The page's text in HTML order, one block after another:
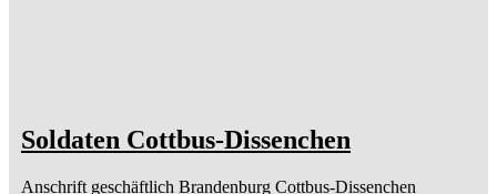
Soldaten Cottbus-Dissenchen
Anschrift geschäftlich Brandenburg Cottbus-Dissenchen